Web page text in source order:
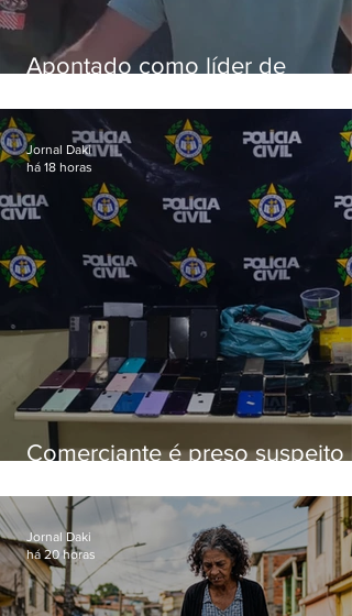
Apontado como líder de
aposentados é preso
Comerciante é preso suspeito
loja
Jornal Daki
há 18 horas
Jornal Daki
há 20 horas